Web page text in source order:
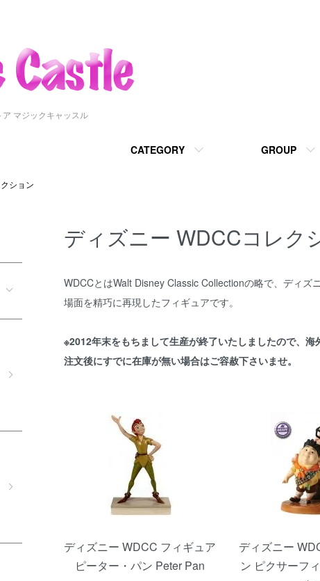
マジックキャッスル
CATEGORY GROUP
ション
ディズニー WDCCコレク
WDCCとはWalt Disney Classic Collectionの略で、ディ
場面を精巧に再現したフィギュアです。
※2012年末をもちまして生産が終了いたしましたので、
注文後にすでに在庫が無い場合はご容赦下さいませ。
カテゴリー一覧
ディズニー WDCC フィギュア
ピーター・パン Peter Pan
ディズニー
ン ピクサーフ